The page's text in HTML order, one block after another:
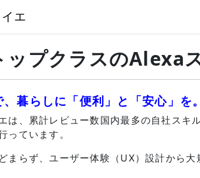
エ
ップクラスのAlexa
暮らしに「便利」と「安心」を。
は、累計レビュー数国内最多の自社ス
っています。
まらず、ユーザー体験（UX）設計から